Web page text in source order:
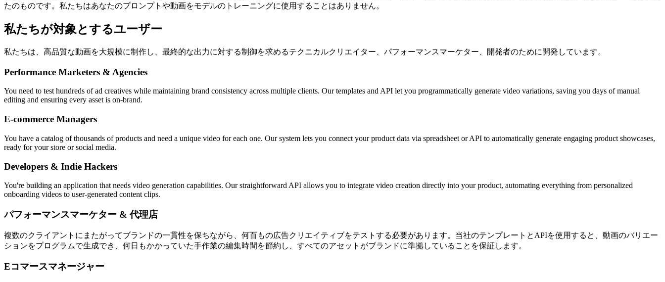
たのものです。私たちはあなたのプロンプトや動画をモデルのトレーニングに使用することはありません。
私たちが対象とするユーザー
私たちは、高品質な動画を大規模に制作し、最終的な出力に対する制御を求めるテクニカルクリエイター、パフォーマンスマーケター、開発者のために開発しています。
Performance Marketers & Agencies
You need to test hundreds of ad creatives while maintaining brand consistency across multiple clients. Our templates and API let you programmatically generate video variations, saving you days of manual
editing and ensuring every asset is on-brand.
E-commerce Managers
You have a catalog of thousands of products and need a unique video for each one. Our system lets you connect your product data via spreadsheet or API to automatically generate engaging product showcases,
ready for your store or social media.
Developers & Indie Hackers
You're building an application that needs video generation capabilities. Our straightforward API allows you to integrate video creation directly into your product, automating everything from personalized
onboarding videos to user-generated content clips.
パフォーマンスマーケター & 代理店
複数のクライアントにまたがってブランドの一貫性を保ちながら、何百もの広告クリエイティブをテストする必要があります。当社のテンプレートとAPIを使用すると、動画のバリエー
ションをプログラムで生成でき、何日もかかっていた手作業の編集時間を節約し、すべてのアセットがブランドに準拠していることを保証します。
Eコマースマネージャー